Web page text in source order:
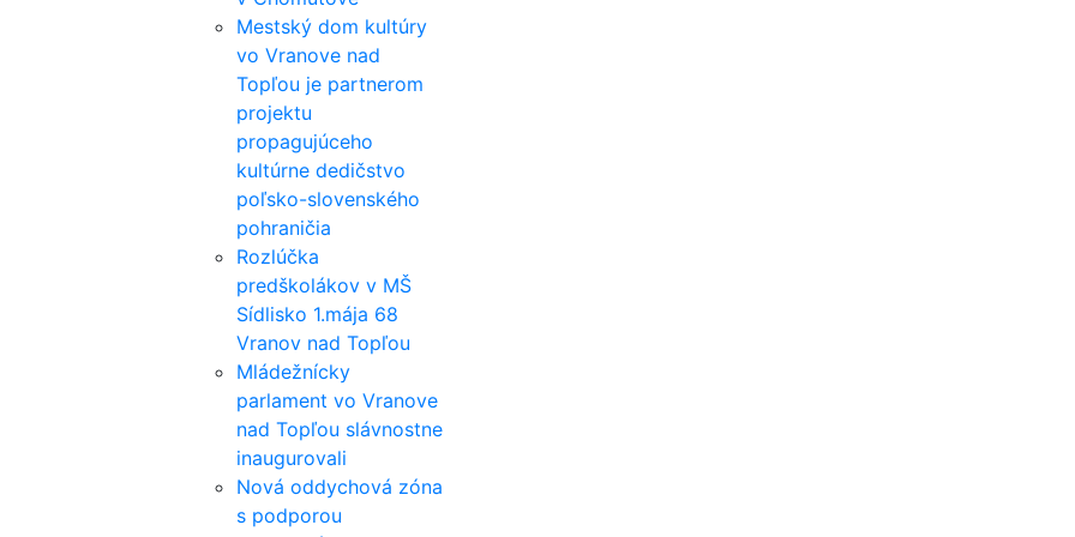
Mestský dom kultúry
vo Vranove nad
Topľou je partnerom
projektu
propagujúceho
kultúrne dedičstvo
poľsko-slovenského
pohraničia
Rozlúčka
predškolákov v MŠ
Sídlisko 1.mája 68
Vranov nad Topľou
Mládežnícky
parlament vo Vranove
nad Topľou slávnostne
inaugurovali
Nová oddychová zóna
s podporou